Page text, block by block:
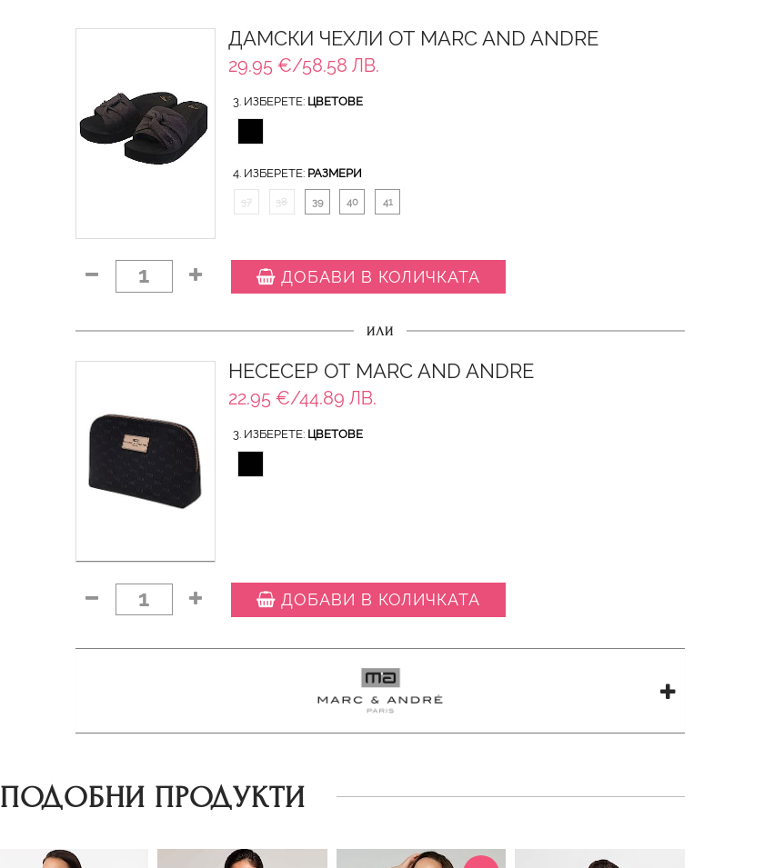
ДАМСКИ ЧЕХЛИ ОТ MARC AND ANDRE
29.95 €/58.58 ЛВ.
3. ИЗБЕРЕТЕ: ЦВЕТОВЕ
4. ИЗБЕРЕТЕ: РАЗМЕРИ
37 38 39 40 41
1 ДОБАВИ В КОЛИЧКАТА
ИЛИ
НЕСЕСЕР ОТ MARC AND ANDRE
22.95 €/44.89 ЛВ.
3. ИЗБЕРЕТЕ: ЦВЕТОВЕ
1 ДОБАВИ В КОЛИЧКАТА
ПОДОБНИ ПРОДУКТИ